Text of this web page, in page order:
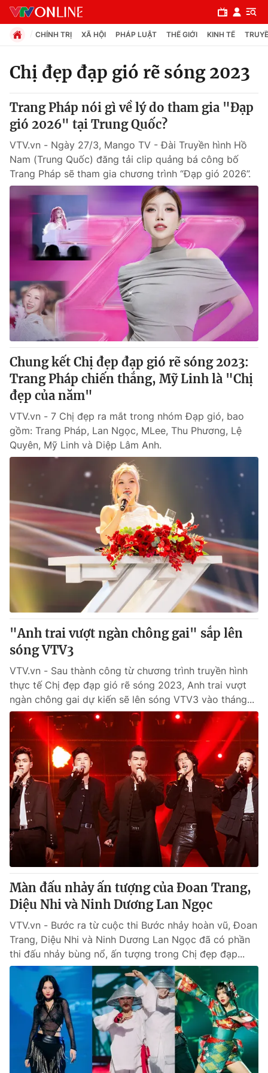
Chuyên mục
Chính trị
Xã hội
Pháp luật
Thế giới
Tin tức
Thế giới đó đây
Câu chuyện quốc tế
Kinh tế
Tài chính
Thị trường
Góc doanh nghiệp
Dữ liệu và đời sống
Truyền hình
Phim VTV
Hậu trường
Nhân vật
Khán giả
Giải sao mai
Giải trí
Điện ảnh
Âm nhạc
Đời sống
Du lịch
Làm đẹp
Chất lượng cuộc sống
Học trực tuyến
Công nghệ
Hitech Công nghệ tương lai
Sản phẩm
Thị trường
Giao lưu trực tuyến
Lịch phát sóng
Chuyên mục khác
Emagazine Podcast
Photo Infographic
Video Shorts video
VTV Money VTV Thể thao
VTV Sức khoẻ Bất động sản
Thị trường 24h Tấm lòng Việt
VTV4 Vươn mình bằng AI
VTV9 VTV8
Liên hệ tòa soạn English
THỜI BÁO VTV
Theo dõi báo trên
Cơ quan chủ quản:
Đài Truyền hình Việt Nam
Cơ quan báo chí:
Thời báo VTV
CHÍNH TRỊ XÃ HỘI PHÁP LUẬT THẾ GIỚI KINH TẾ
Chị đẹp đạp gió rẽ sóng 2023
Trang Pháp nói gì về lý do tham gia "Đạp
gió 2026" tại Trung Quốc?
VTV.vn - Ngày 27/3, Mango TV - Đài Truyền hình Hồ
Nam (Trung Quốc) đăng tải clip quảng bá công bố
Trang Pháp sẽ tham gia chương trình “Đạp gió 2026”.
Chung kết Chị đẹp đạp gió rẽ sóng 2023:
Trang Pháp chiến thắng, Mỹ Linh là "Chị
đẹp của năm"
VTV.vn - 7 Chị đẹp ra mắt trong nhóm Đạp gió, bao
gồm: Trang Pháp, Lan Ngọc, MLee, Thu Phương, Lệ
Quyên, Mỹ Linh và Diệp Lâm Anh.
"Anh trai vượt ngàn chông gai" sắp lên
sóng VTV3
VTV.vn - Sau thành công từ chương trình truyền hình
thực tế Chị đẹp đạp gió rẽ sóng 2023, Anh trai vượt
ngàn chông gai dự kiến sẽ lên sóng VTV3 vào tháng...
Màn đấu nhảy ấn tượng của Đoan Trang,
Diệu Nhi và Ninh Dương Lan Ngọc
VTV.vn - Bước ra từ cuộc thi Bước nhảy hoàn vũ, Đoan
Trang, Diệu Nhi và Ninh Dương Lan Ngọc đã có phần
thi đấu nhảy bùng nổ, ấn tượng trong Chị đẹp đạp...